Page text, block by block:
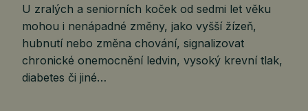
U zralých a seniorních koček od sedmi let věku
mohou i nenápadné změny, jako vyšší žízeň,
hubnutí nebo změna chování, signalizovat
chronické onemocnění ledvin, vysoký krevní tlak,
diabetes či jiné…